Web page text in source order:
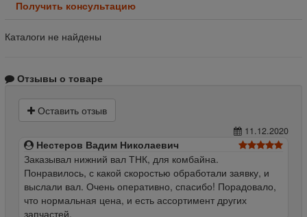
Получить консультацию
Каталоги не найдены
Отзывы о товаре
Оставить отзыв
11.12.2020
Нестеров Вадим Николаевич
Заказывал нижний вал ТНК, для комбайна.
Понравилось, с какой скоростью обработали заявку, и
выслали вал. Очень оперативно, спасибо! Порадовало,
что нормальная цена, и есть ассортимент других
запчастей.